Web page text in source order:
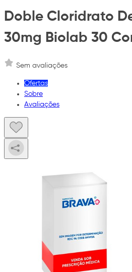
Doble Cloridrato
30mg Biolab 30
Sem avaliações
Ofertas
Sobre
Avaliações